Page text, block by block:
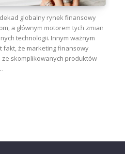
globalny rynek finansowy
a głównym motorem tych zmian
technologii. Innym ważnym
fakt, że marketing finansowy
ze skomplikowanych produktów